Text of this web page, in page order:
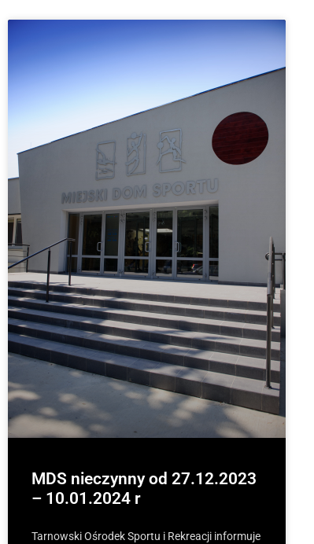
MDS nieczynny od 27.12.2023
– 10.01.2024 r
Tarnowski Ośrodek Sportu i Rekreacji informuje